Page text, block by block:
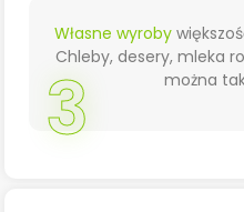
Własne wyroby
Chleby, desery, mleka
można
3